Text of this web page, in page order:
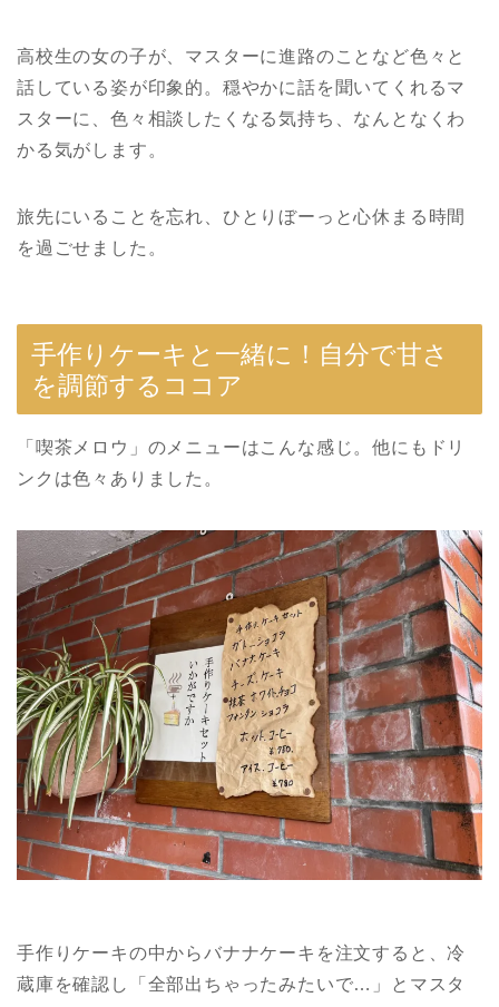
高校生の女の子が、マスターに進路のことなど色々と
話している姿が印象的。穏やかに話を聞いてくれるマ
スターに、色々相談したくなる気持ち、なんとなくわ
かる気がします。
旅先にいることを忘れ、ひとりぼーっと心休まる時間
を過ごせました。
手作りケーキと一緒に！自分で甘さ
を調節するココア
「喫茶メロウ」のメニューはこんな感じ。他にもドリ
ンクは色々ありました。
手作りケーキの中からバナナケーキを注文すると、冷
蔵庫を確認し「全部出ちゃったみたいで…」とマスタ